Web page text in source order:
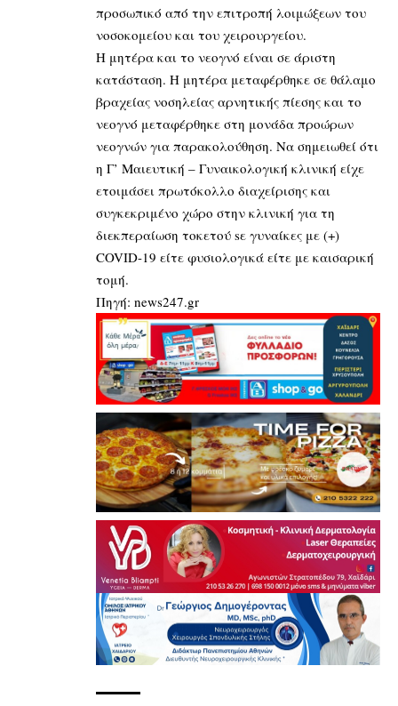
προσωπικό από την επιτροπή λοιμώξεων του
νοσοκομείου και του χειρουργείου.
Η μητέρα και το νεογνό είναι σε άριστη
κατάσταση. Η μητέρα μεταφέρθηκε σε θάλαμο
βραχείας νοσηλείας αρνητικής πίεσης και το
νεογνό μεταφέρθηκε στη μονάδα προώρων
νεογνών για παρακολούθηση. Να σημειωθεί ότι
η Γ’ Μαιευτική – Γυναικολογική κλινική είχε
ετοιμάσει πρωτόκολλο διαχείρισης και
συγκεκριμένο χώρο στην κλινική για τη
διεκπεραίωση τοκετού sε γυναίκες με (+)
COVID-19 είτε φυσιολογικά είτε με καισαρική
τομή.
Πηγή: news247.gr